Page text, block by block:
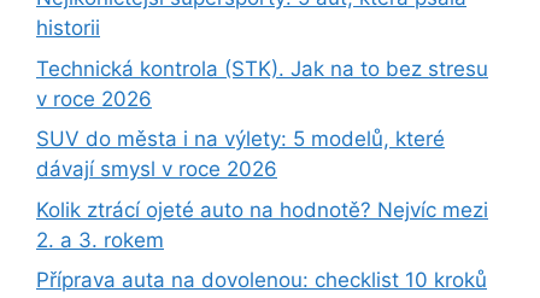
historii
Technická kontrola (STK). Jak na to bez stresu
v roce 2026
SUV do města i na výlety: 5 modelů, které
dávají smysl v roce 2026
Kolik ztrácí ojeté auto na hodnotě? Nejvíc mezi
2. a 3. rokem
Příprava auta na dovolenou: checklist 10 kroků